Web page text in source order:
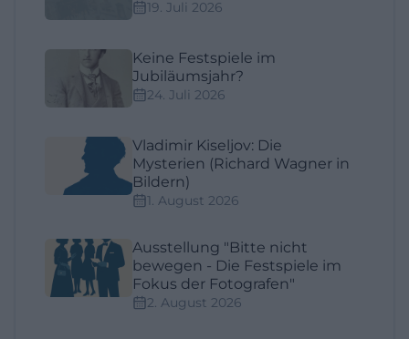
19. Juli 2026
Keine Festspiele im
Jubiläumsjahr?
24. Juli 2026
Vladimir Kiseljov: Die
Mysterien (Richard Wagner in
Bildern)
1. August 2026
Ausstellung "Bitte nicht
bewegen - Die Festspiele im
Fokus der Fotografen"
2. August 2026